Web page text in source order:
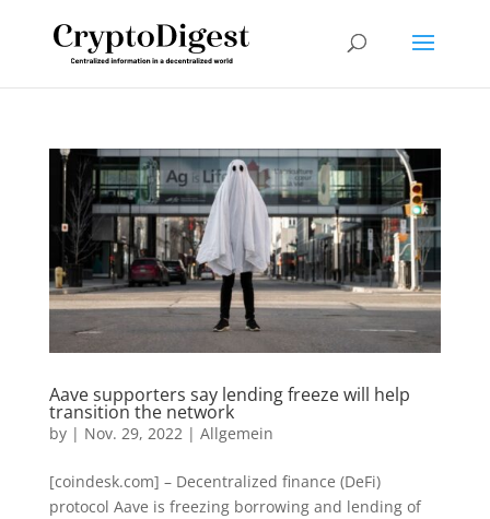
Aave supporters say lending freeze will help
transition the network
by | Nov. 29, 2022| Allgemein
[coindesk.com] – Decentralized finance (DeFi)
protocol Aave is freezing borrowing and lending of